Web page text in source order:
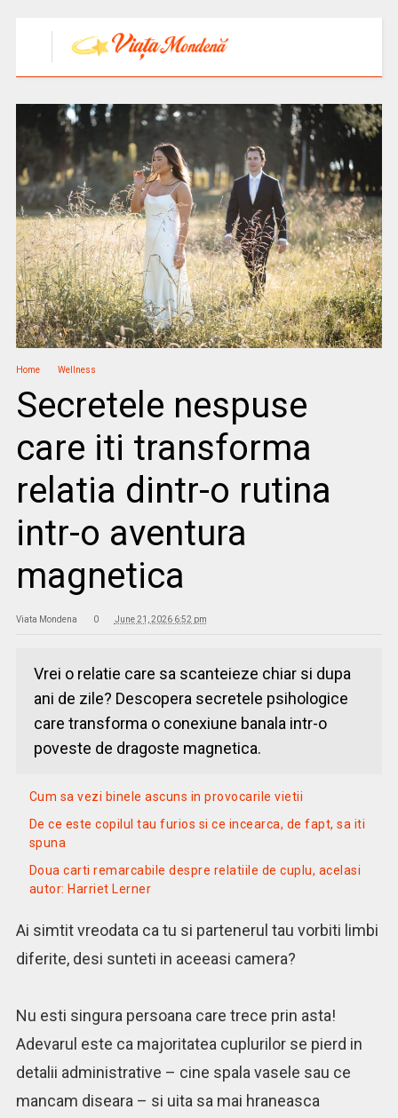
Home Wellness
Secretele nespuse
care iti transforma
relatia dintr-o rutina
intr-o aventura
magnetica
Viata Mondena 0 June 21, 2026 6:52 pm
Vrei o relatie care sa scanteieze chiar si dupa
ani de zile? Descopera secretele psihologice
care transforma o conexiune banala intr-o
poveste de dragoste magnetica.
Cum sa vezi binele ascuns in provocarile vietii
De ce este copilul tau furios si ce incearca, de fapt, sa iti
spuna
Doua carti remarcabile despre relatiile de cuplu, acelasi
autor: Harriet Lerner
Ai simtit vreodata ca tu si partenerul tau vorbiti limbi
diferite, desi sunteti in aceeasi camera?
Nu esti singura persoana care trece prin asta!
Adevarul este ca majoritatea cuplurilor se pierd in
detalii administrative – cine spala vasele sau ce
mancam diseara – si uita sa mai hraneasca